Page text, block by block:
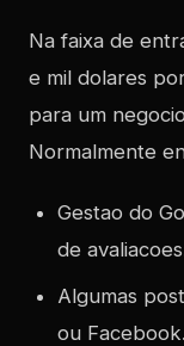
Na faixa de
e mil dolares
para um
Normalmente
Gestao do
de
Algumas
ou Facebook.